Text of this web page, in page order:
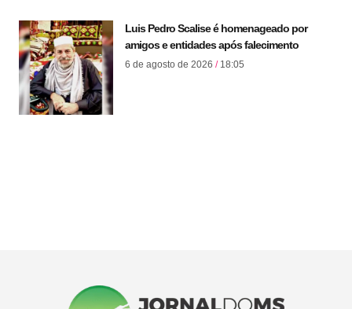
Luis Pedro Scalise é homenageado por
amigos e entidades após falecimento
6 de agosto de 2026 18:05